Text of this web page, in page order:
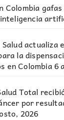
Colombia
actualiza
la
en Colombia6
Total
por
2026